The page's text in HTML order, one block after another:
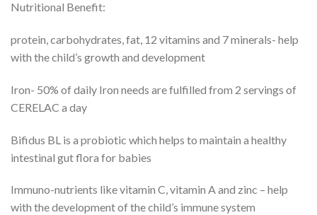
Nutritional Benefit:
protein, carbohydrates, fat, 12 vitamins and 7 minerals- help
with the child’s growth and development
Iron- 50% of daily Iron needs are fulfilled from 2 servings of
CERELAC a day
Bifidus BL is a probiotic which helps to maintain a healthy
intestinal gut flora for babies
Immuno-nutrients like vitamin C, vitamin A and zinc – help
with the development of the child’s immune system